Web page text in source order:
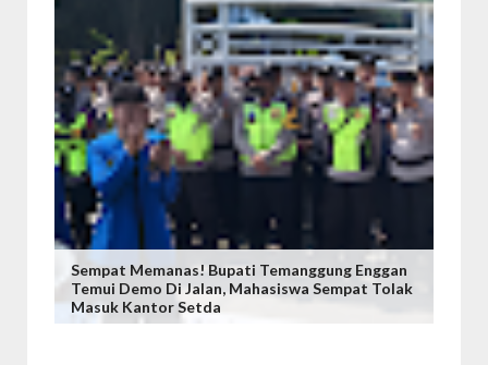
Sempat Memanas! Bupati Temanggung Enggan
Temui Demo Di Jalan, Mahasiswa Sempat Tolak
Masuk Kantor Setda